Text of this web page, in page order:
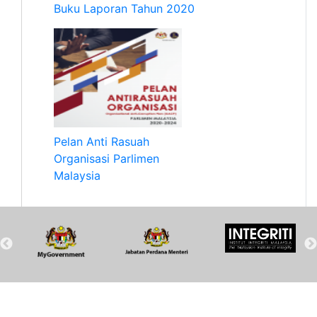
Buku Laporan Tahun 2020
Pelan Anti Rasuah
Organisasi Parlimen
Malaysia